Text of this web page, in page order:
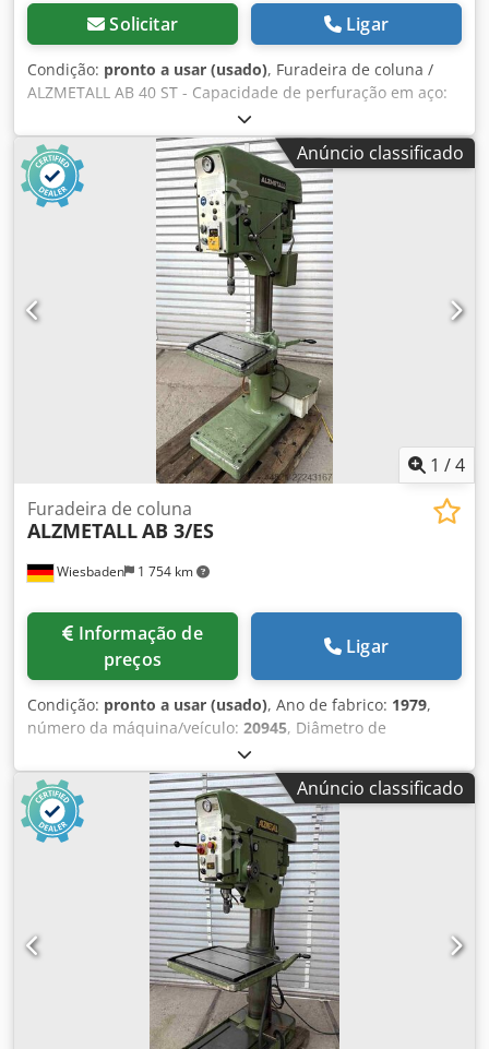
Solicitar Ligar
Condição: pronto a usar (usado), Furadeira de coluna /
ALZMETALL AB 40 ST - Capacidade de perfuração em aço:
aproximadamente 50 mm - Capacidade de rosqueamento:
máximo M30 Dedpfxozm Tb Ee Ag Nowa - Porta-
ferramentas: MK 4 - Curso do eixo: aproximadamente 160
mm - Avanço automático: 0,1-0,2-0,3-0,4 mm/rotação -
Distância entre o eixo e a coluna: aproximadamente 300
mm - Ajuste de velocidade contínuo (variador) - Rotação
para a direita / esquerda - Mesa de trabalho ajustável em
altura por meio de manivela - Dimensões da mesa de
trabalho: aproximadamente 740 x 460 mm - Potência do
motor: aproximadamente 3 kW Dimensões: C x L x A: 1,2 x
0,8 x 2,2 metros / Peso: aproximadamente 1200 kg Salvo
Anúncio classificado
1 /4
Wiesbaden 1 754 km
Furadeira de coluna
ALZMETALLAB 3/ES
preços
Ligar
Condição: pronto a usar (usado), Ano de fabrico: 1979,
número da máquina/veículo: 20945, Diâmetro de
perfuração: 28/35 mm Alojamento do fuso: MK 3 Alcance:
293 mm Tamanho da mesa: 400 x 400 mm Dodpfjzh H I
Uex Ag Newa Mesa em coluna redonda, ajustável em
altura e basculante por manivela manual e cremalheira
Máx. distância entre mesa e manga da broca: 630 mm
Curso da manga: 180 mm Velocidades do fuso em 4
grupos, reguláveis continuamente: 65 - 1750 rpm Motor de
acionamento: 380 V, 0,9/1,5 kW Peso: 340 kg Espaço
necessário: 600 x 920 x 1880 mm
Anúncio classificado